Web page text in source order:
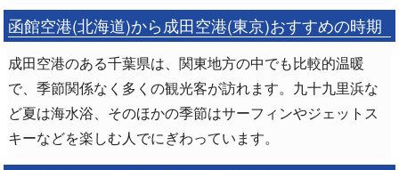
函館空港(北海道)から成田空港(東京)おすすめの時期
成田空港のある千葉県は、関東地方の中でも比較的温暖
で、季節関係なく多くの観光客が訪れます。九十九里浜な
ど夏は海水浴、そのほかの季節はサーフィンやジェットス
キーなどを楽しむ人でにぎわっています。